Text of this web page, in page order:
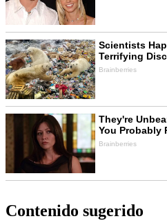
Contenido sugerido